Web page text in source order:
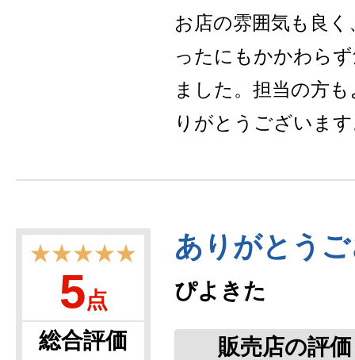
お店の雰囲気も良
ったにもかかわら
ました。担当の方
りがとうございま
★★★★★
5点
総合評価
ありがとう
ぴよきた
販売店の評価